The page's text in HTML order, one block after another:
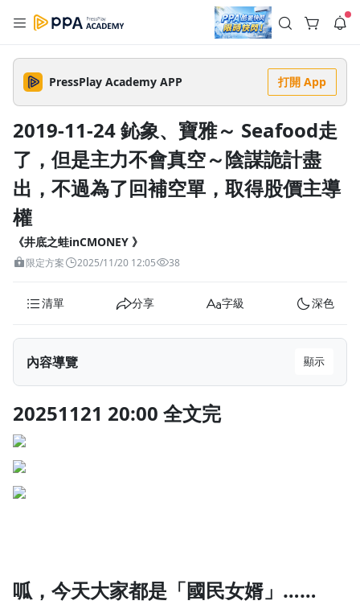
註冊領取 上千元優惠券！
公告
🌞 PPA 避暑津貼．冷氣房升級｜期間快閃活動
🥵 酷暑限時快閃｜單筆滿 NT$2,500 現折 NT$300、再贈最高
2% 點數回饋！🚀 酷暑來襲．偷偷在冷氣房升級 📈⭐️ 【冷氣房
進修 限時開跑】◾單筆滿 NT$2,500 現折 NT$300◾活動期間：
即日起 - 8/13（只有一週）-📣 酷暑季好康 \ 再加碼 /→ 點數回饋
無上限🔥購買任一課程 or 訂閱✅ 消費即享回饋 1% 點數✅ 滿
$5,000 回饋 2% 點數🎁 此為 PPA 官方帳號 Line@ 專屬活動，加
入好友👉 享有「渠道專屬活動」及「個人化推播」！
3 天前
查看全部
PressPlay Academy APP 打開 App
2019-11-24 鈊象、寶雅～ Seafood走
了，但是主力不會真空～陰謀詭計盡
出，不過為了回補空單，取得股價主導
權
《井底之蛙inCMONEY 》
限定方案 2025/11/20 12:05 38
清單 分享 字級 深色
內容導覽 顯示
呱，今天大家都是「國民女婿」……
20251121 20:00 全文完
呱，今天大家都是「國民女婿」……
--:-- --:--
1.0x
1.0x
0.75x
返回播放器
清除全部